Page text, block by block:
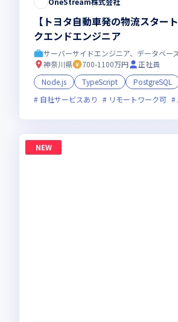
【トヨタ自動車発の物流スター
クエンドエンジニア
サーバーサイドエンジニア、データベー
神奈川県
700-1100万円
正社員
Node.js
TypeScript
PostgreSQL
自社サービスあり
リモートワーク可
NEW